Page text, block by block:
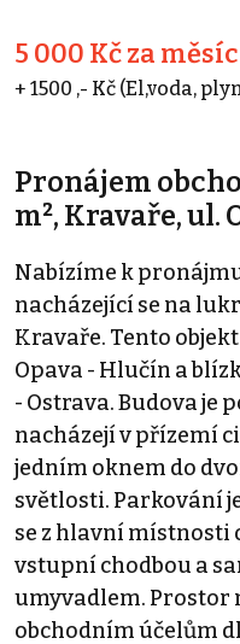
5 000 Kč za měsíc
+ 1500 ,- Kč (El,voda,
Pronájem
m², Kravaře, ul.
Nabízíme k
nacházející se na
Kravaře. Tento
Opava - Hlučín a
- Ostrava. Budova je
nacházejí v přízemí
jedním oknem do
světlosti. Parkování
se z hlavní místnosti
vstupní chodbou a
umyvadlem. Prostor
obchodním účelům